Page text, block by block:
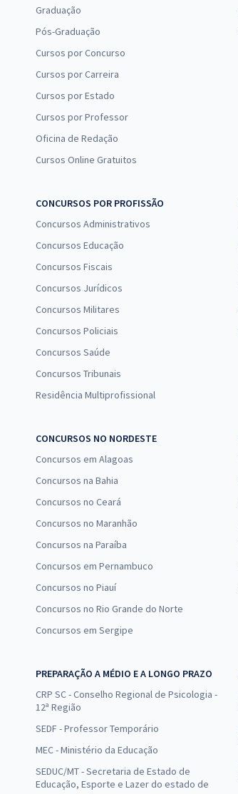
Graduação
Pós-Graduação
Cursos por Concurso
Cursos por Carreira
Cursos por Estado
Cursos por Professor
Oficina de Redação
Cursos Online Gratuitos
CONCURSOS POR PROFISSÃO
Concursos Administrativos
Concursos Educação
Concursos Fiscais
Concursos Jurídicos
Concursos Militares
Concursos Policiais
Concursos Saúde
Concursos Tribunais
Residência Multiprofissional
CONCURSOS NO NORDESTE
Concursos em Alagoas
Concursos na Bahia
Concursos no Ceará
Concursos no Maranhão
Concursos na Paraíba
Concursos em Pernambuco
Concursos no Piauí
Concursos no Rio Grande do Norte
Concursos em Sergipe
PREPARAÇÃO A MÉDIO E A LONGO PRAZO
CRP SC - Conselho Regional de Psicologia -
12ª Região
SEDF - Professor Temporário
MEC - Ministério da Educação
SEDUC/MT - Secretaria de Estado de
Educação, Esporte e Lazer do estado de